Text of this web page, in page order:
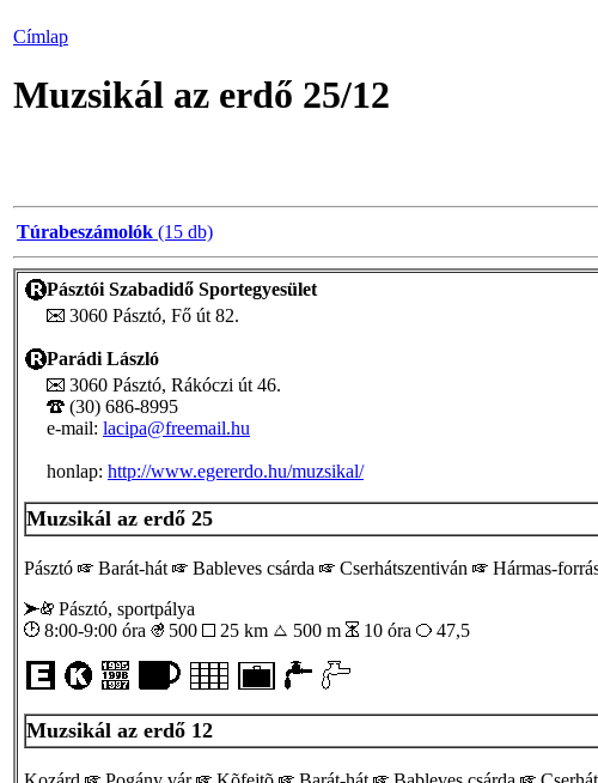
Címlap
Muzsikál az erdő 25/12
Túrabeszámolók (15 db)
Pásztói Szabadidő Sportegyesület
3060 Pásztó, Fő út 82.
Parádi László
3060 Pásztó, Rákóczi út 46.
(30) 686-8995
e-mail: lacipa@freemail.hu
honlap: http://www.egererdo.hu/muzsikal/
Muzsikál az erdő 25
Pásztó Barát-hát Bableves csárda Cserhátszentiván Hármas-
Pásztó, sportpálya
8:00-9:00 óra
500 25 km 500 m 10 óra 47,5
Muzsikál az erdő 12